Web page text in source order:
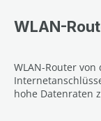
WLAN-
WLAN-Router
hohe Datenraten